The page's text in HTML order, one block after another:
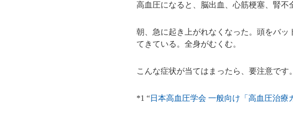
高血圧になると、脳出血、心筋梗塞、腎不
朝、急に起き上がれなくなった。頭をバ
てきている。全身がむくむ。
こんな症状が当てはまったら、要注意です。
*1 “日本高血圧学会 一般向け「高血圧治療